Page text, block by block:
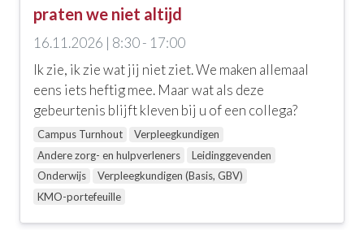
praten we niet altijd
16.11.2026 | 8:30 - 17:00
Ik zie, ik zie wat jij niet ziet. We maken allemaal
eens iets heftig mee. Maar wat als deze
gebeurtenis blijft kleven bij u of een collega?
Campus Turnhout
Verpleegkundigen
Andere zorg- en hulpverleners
Leidinggevenden
Onderwijs
Verpleegkundigen (Basis, GBV)
KMO-portefeuille